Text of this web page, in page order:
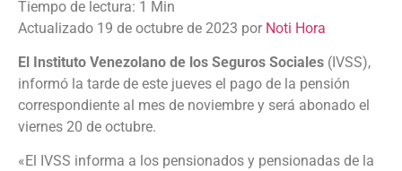
Actualizado 19 de octubre de 2023 por Noti Hora
El Instituto Venezolano de los Seguros Sociales (IVSS),
informó la tarde de este jueves el pago de la pensión
correspondiente al mes de noviembre y será abonado el
viernes 20 de octubre.
«El IVSS informa a los pensionados y pensionadas de la